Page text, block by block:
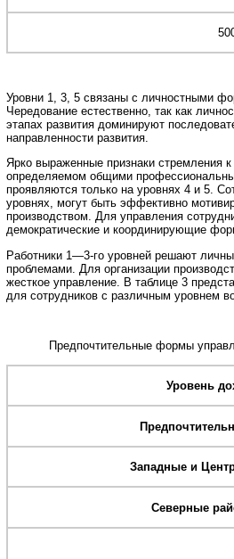
Уровни 1, 3, 5 связаны с личностными
Чередование естественно, так как
этапах развития доминируют
направленности развития.
Ярко выраженные признаки стремления
определяемом общими
проявляются только на уровнях 4 и 5.
уровнях, могут быть эффективно
производством. Для управления
демократические и координирующие
Работники 1—3-го уровней решают
проблемами. Для организации
жесткое управление. В таблице 3
для сотрудников с различным уровнем
Предпочтительные формы
Уровень
Западные и
Северные